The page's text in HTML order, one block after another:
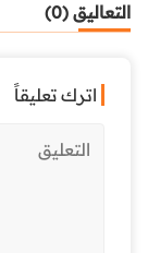
التعاليق (0)
اترك تعليقاً